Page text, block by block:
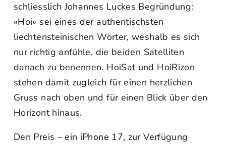
schliesslich Johannes Luckes Begründung:
«Hoi» sei eines der authentischsten
liechtensteinischen Wörter, weshalb es sich
nur richtig anfühle, die beiden Satelliten
danach zu benennen. HoiSat und HoiRizon
stehen damit zugleich für einen herzlichen
Gruss nach oben und für einen Blick über den
Horizont hinaus.
Den Preis – ein iPhone 17, zur Verfügung